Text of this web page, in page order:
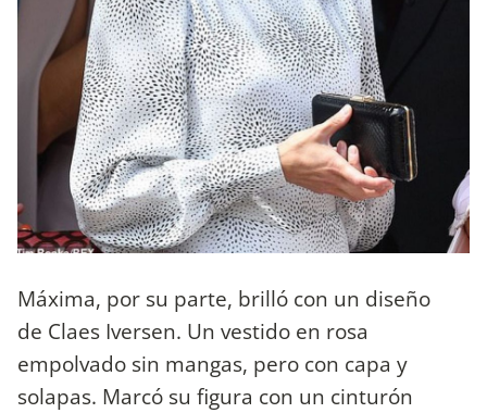
Máxima, por su parte, brilló con un diseño
de Claes Iversen. Un vestido en rosa
empolvado sin mangas, pero con capa y
solapas. Marcó su figura con un cinturón